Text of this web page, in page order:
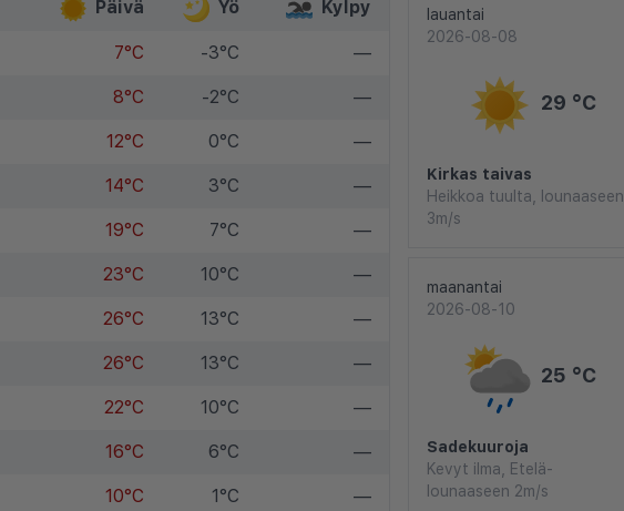
Päivä
Yö Kylpy
7°C -3°C —
8°C -2°C —
12°C 0°C —
14°C 3°C —
19°C 7°C —
23°C 10°C —
26°C 13°C —
26°C 13°C —
22°C 10°C —
16°C 6°C —
10°C 1°C —
lauantai
2026-08-08
29 °C
Kirkas taivas
Heikkoa tuulta, lounaaseen
3m/s
maanantai
2026-08-10
25 °C
Sadekuuroja
Kevyt ilma, Etelä-
lounaaseen 2m/s